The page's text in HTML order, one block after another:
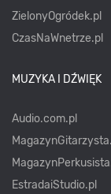
ZielonyOgródek.pl
CzasNaWnetrze.pl
MUZYKA I DŹWIĘK
Audio.com.pl
EstradaiStudio.pl